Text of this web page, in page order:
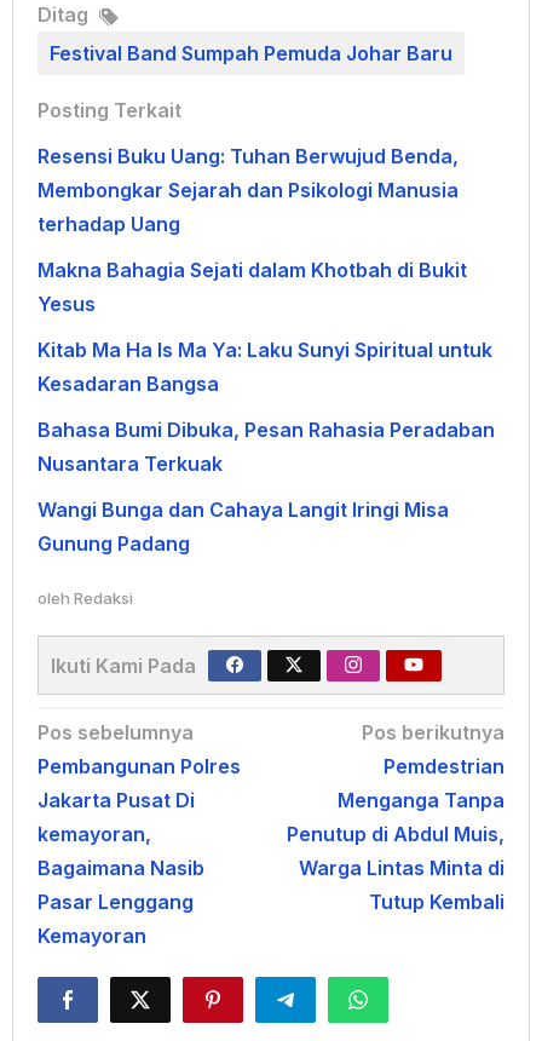
Ditag
Festival Band Sumpah Pemuda Johar Baru
Posting Terkait
Resensi Buku Uang: Tuhan Berwujud Benda,
Membongkar Sejarah dan Psikologi Manusia
terhadap Uang
Makna Bahagia Sejati dalam Khotbah di Bukit
Yesus
Kitab Ma Ha Is Ma Ya: Laku Sunyi Spiritual untuk
Kesadaran Bangsa
Bahasa Bumi Dibuka, Pesan Rahasia Peradaban
Nusantara Terkuak
Wangi Bunga dan Cahaya Langit Iringi Misa
Gunung Padang
oleh Redaksi
Ikuti Kami Pada
Navigasi
pos
Pos sebelumnya
Pembangunan Polres
Jakarta Pusat Di
kemayoran,
Bagaimana Nasib
Pasar Lenggang
Kemayoran
Pos berikutnya
Pemdestrian
Menganga Tanpa
Penutup di Abdul Muis,
Warga Lintas Minta di
Tutup Kembali